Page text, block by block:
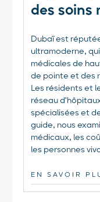
des soins
Dubaï est
ultramoderne,
médicales de
de pointe et des
Les résidents et
réseau
spécialisées et
guide, nous
médicaux, les
les personnes
EN SAVOIR